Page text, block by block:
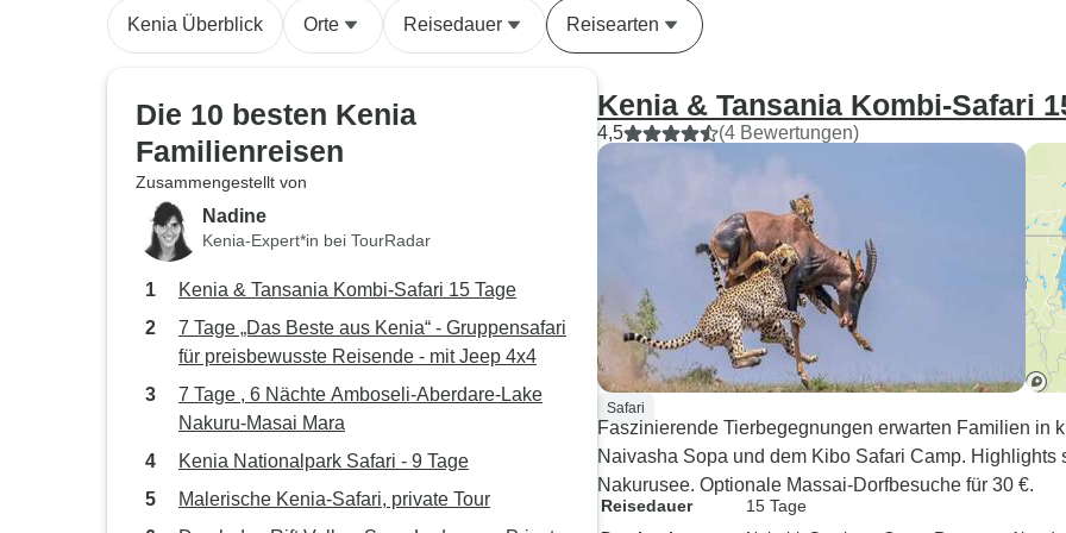
Kenia Überblick Orte Reisedauer Reisearten
Die 10 besten Kenia
Familienreisen
Zusammengestellt von
Nadine
Kenia-Expert*in bei TourRadar
Kenia & Tansania Kombi-Safari 15 Tage
7 Tage „Das Beste aus Kenia“ - Gruppensafari
für preisbewusste Reisende - mit Jeep 4x4
7 Tage , 6 Nächte Amboseli-Aberdare-Lake
Nakuru-Masai Mara
Kenia Nationalpark Safari - 9 Tage
Malerische Kenia-Safari, private Tour
Kenia & Tansania Kombi-Safari
4,5 (4 Bewertungen)
Safari
Faszinierende Tierbegegnungen erwarten Familien in
Naivasha Sopa und dem Kibo Safari Camp.
Nakurusee. Optionale Massai-Dorfbesuche für 30 €.
Reisedauer
15 Tage